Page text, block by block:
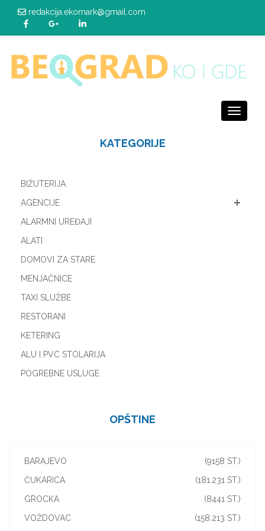
redakcija.ekomark@gmail.com
Toggle
KATEGORIJE
BIŽUTERIJA
AGENCIJE
ALARMNI UREĐAJI
ALATI
DOMOVI ZA STARE
MENJAČNICE
TAXI SLUŽBE
RESTORANI
KETERING
ALU I PVC STOLARIJA
POGREBNE USLUGE
OPŠTINE
(9158 ST.)
BARAJEVO
(181.231 ST.)
ČUKARICA
(8441 ST.)
GROCKA
(158.213 ST.)
VOŽDOVAC